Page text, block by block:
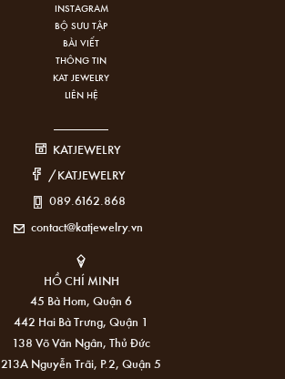
INSTAGRAM
BỘ SƯU TẬP
BÀI VIẾT
THÔNG TIN
KAT JEWELRY
LIÊN HỆ
KATJEWELRY
/KATJEWELRY
089.6162.868
contact@katjewelry.vn
HỒ CHÍ MINH
45 Bà Hom, Quận 6
442 Hai Bà Trưng, Quận 1
138 Võ Văn Ngân, Thủ Đức
213A Nguyễn Trãi, P.2, Quận 5